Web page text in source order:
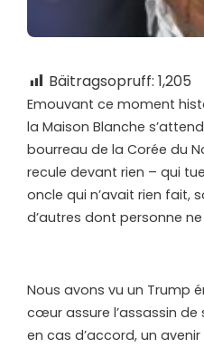
Bäitragsopruff: 1,205
Emouvant ce moment
la Maison Blanche
bourreau de la Corée du
recule devant rien – qui
oncle qui n’avait rien fait,
d’autres dont personne
Nous avons vu un Trump
cœur assure l’assassin
en cas d’accord, un avenir